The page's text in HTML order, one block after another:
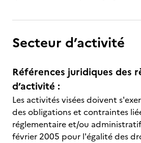
Secteur d’activité
Références juridiques des
d’activité :
Les activités visées doivent
des obligations et contraintes
réglementaire et/ou administratif
février 2005 pour l'égalité des